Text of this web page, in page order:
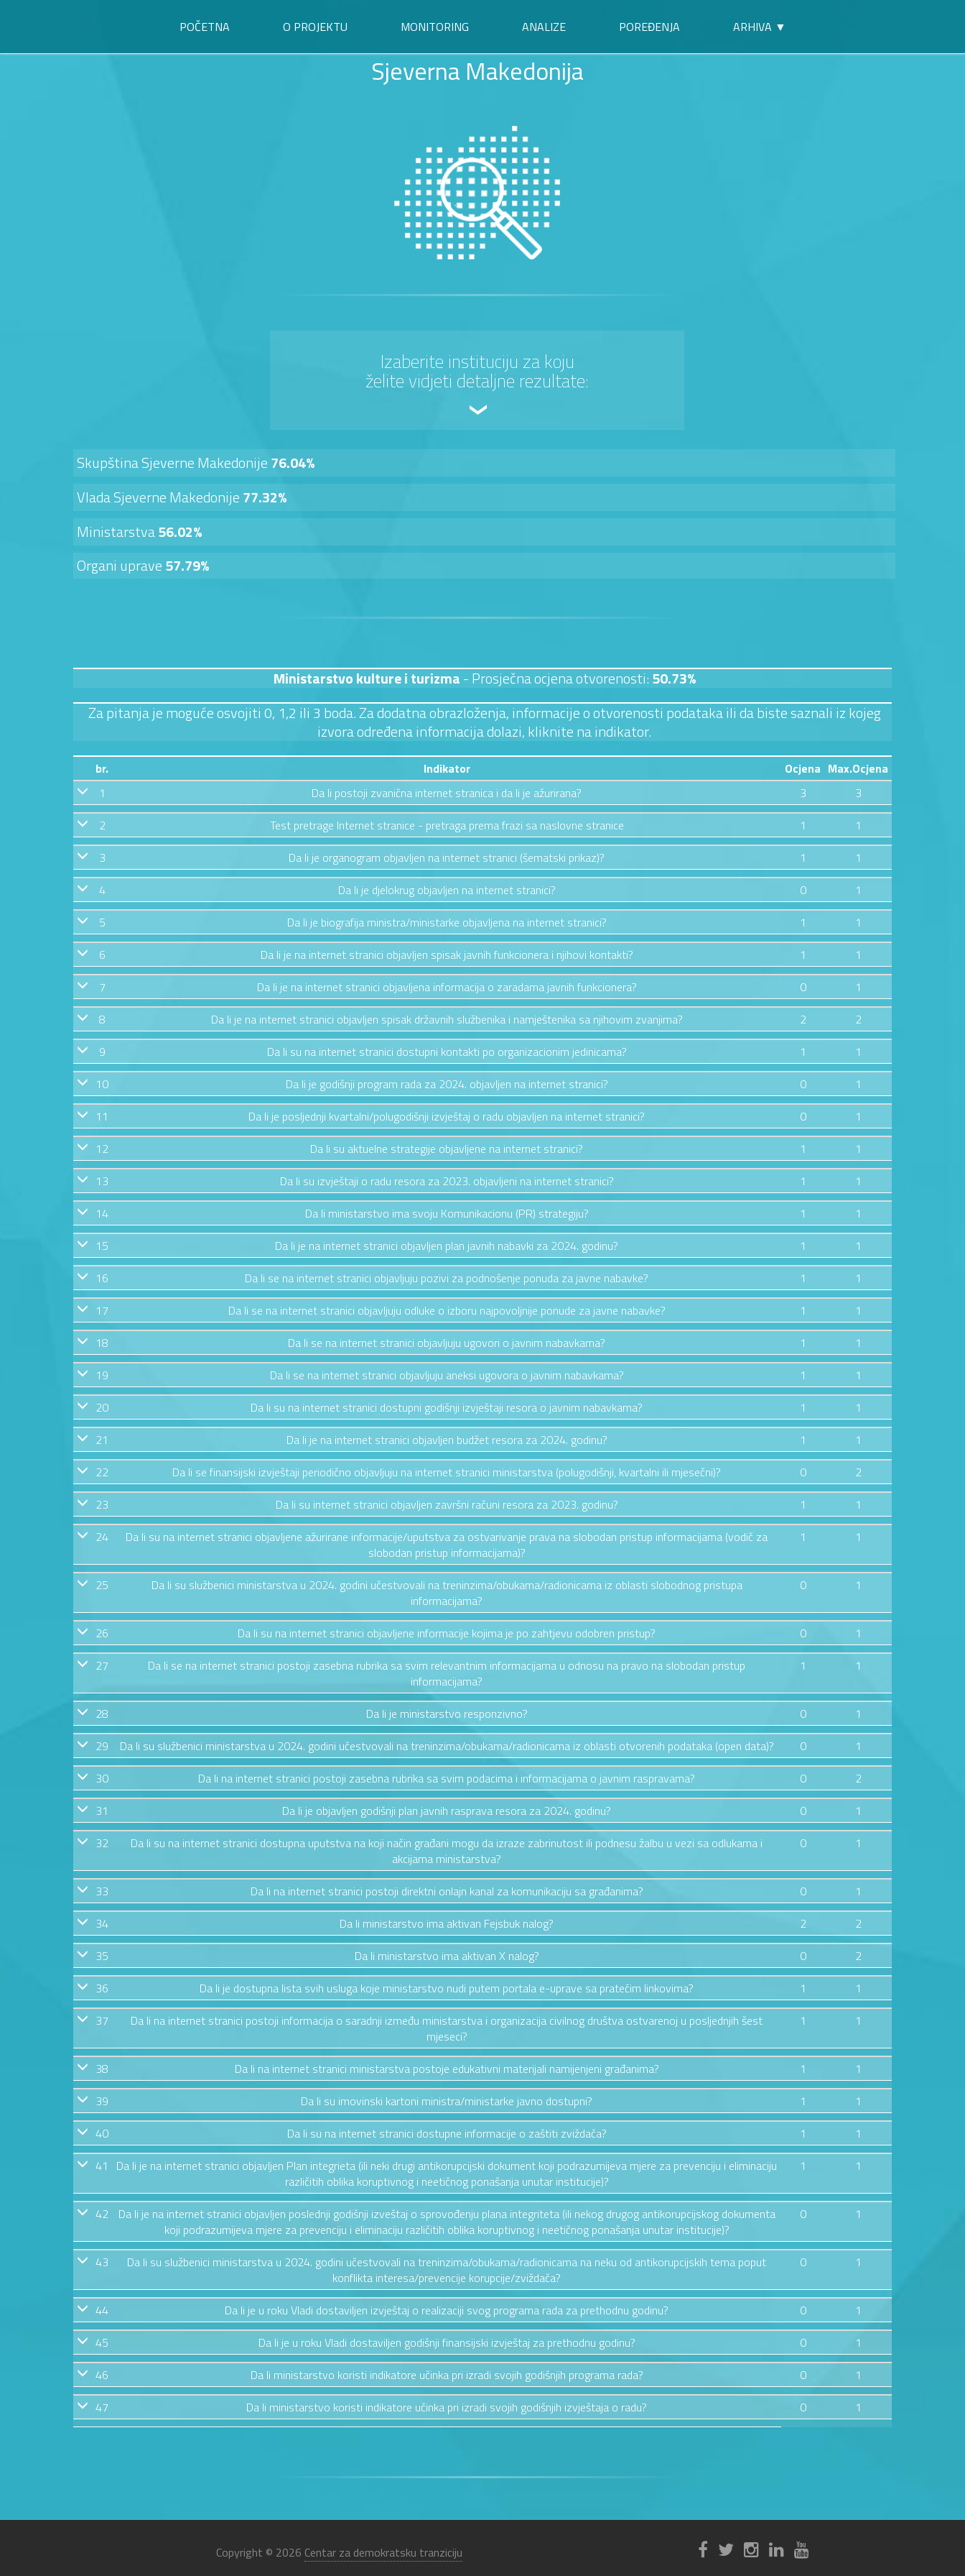
POČETNA O PROJEKTU MONITORING ANALIZE POREĐENJA ARHIVA ▼
Sjeverna Makedonija
Izaberite instituciju za koju
želite vidjeti detaljne rezultate:
Skupština Sjeverne Makedonije76.04%
Vlada Sjeverne Makedonije77.32%
Ministarstva56.02%
Organi uprave57.79%
Ministarstvo kulture i turizma- Prosječna ocjena otvorenosti:50.73%
Za pitanja je moguće osvojiti 0, 1,2 ili 3 boda. Za dodatna obrazloženja, informacije o otvorenosti podataka ili da biste saznali iz kojeg
izvora određena informacija dolazi, kliknite na indikator.
br. Indikator Ocjena Max.Ocjena
1
Da li postoji zvanična internet stranica i da li je ažurirana? 3
3
2
Test pretrage Internet stranice - pretraga prema frazi sa naslovne stranice 1
1
3
Da li je organogram objavljen na internet stranici (šematski prikaz)? 1
1
4
Da li je djelokrug objavljen na internet stranici? 0
1
5
Da li je biografija ministra/ministarke objavljena na internet stranici? 1
1
6
Da li je na internet stranici objavljen spisak javnih funkcionera i njihovi kontakti? 1
1
7
Da li je na internet stranici objavljena informacija o zaradama javnih funkcionera? 0
1
8
Da li je na internet stranici objavljen spisak državnih službenika i namještenika sa njihovim zvanjima? 2
2
9
Da li su na internet stranici dostupni kontakti po organizacionim jedinicama? 1
1
10
Da li je godišnji program rada za 2024. objavljen na internet stranici? 0
1
11
Da li je posljednji kvartalni/polugodišnji izvještaj o radu objavljen na internet stranici? 0
1
12
Da li su aktuelne strategije objavljene na internet stranici? 1
1
13
Da li su izvještaji o radu resora za 2023. objavljeni na internet stranici? 1
1
14
Da li ministarstvo ima svoju Komunikacionu (PR) strategiju? 1
1
15
Da li je na internet stranici objavljen plan javnih nabavki za 2024. godinu? 1
1
16
Da li se na internet stranici objavljuju pozivi za podnošenje ponuda za javne nabavke? 1
1
17
Da li se na internet stranici objavljuju odluke o izboru najpovoljnije ponude za javne nabavke? 1
1
18
Da li se na internet stranici objavljuju ugovori o javnim nabavkama? 1
1
19
Da li se na internet stranici objavljuju aneksi ugovora o javnim nabavkama? 1
1
20
Da li su na internet stranici dostupni godišnji izvještaji resora o javnim nabavkama? 1
1
21
Da li je na internet stranici objavljen budžet resora za 2024. godinu? 1
1
22
Da li se finansijski izvještaji periodično objavljuju na internet stranici ministarstva (polugodišnji, kvartalni ili mjesečni)? 0
2
23
Da li su internet stranici objavljen završni računi resora za 2023. godinu? 1
1
24
Da li su na internet stranici objavljene ažurirane informacije/uputstva za ostvarivanje prava na slobodan pristup informacijama (vodič za
slobodan pristup informacijama)?
1 1
25
Da li su službenici ministarstva u 2024. godini učestvovali na treninzima/obukama/radionicama iz oblasti slobodnog pristupa
informacijama?
0 1
26 Da li su na internet stranici objavljene informacije kojima je po zahtjevu odobren pristup? 0
1
27
Da li se na internet stranici postoji zasebna rubrika sa svim relevantnim informacijama u odnosu na pravo na slobodan pristup
informacijama?
1 1
28 Da li je ministarstvo responzivno? 0
1
29
Da li su službenici ministarstva u 2024. godini učestvovali na treninzima/obukama/radionicama iz oblasti otvorenih podataka (open data)? 0
1
30
Da li na internet stranici postoji zasebna rubrika sa svim podacima i informacijama o javnim raspravama? 0
2
31
Da li je objavljen godišnji plan javnih rasprava resora za 2024. godinu? 0
1
32
Da li su na internet stranici dostupna uputstva na koji način građani mogu da izraze zabrinutost ili podnesu žalbu u vezi sa odlukama i
akcijama ministarstva?
0 1
33 Da li na internet stranici postoji direktni onlajn kanal za komunikaciju sa građanima? 0
1
34
Da li ministarstvo ima aktivan Fejsbuk nalog? 2
2
35
Da li ministarstvo ima aktivan X nalog? 0
2
36
Da li je dostupna lista svih usluga koje ministarstvo nudi putem portala e-uprave sa pratećim linkovima? 1
1
37
Da li na internet stranici postoji informacija o saradnji između ministarstva i organizacija civilnog društva ostvarenoj u posljednjih šest
mjeseci?
1 1
38 Da li na internet stranici ministarstva postoje edukativni materijali namijenjeni građanima? 1
1
39
Da li su imovinski kartoni ministra/ministarke javno dostupni? 1
1
40
Da li su na internet stranici dostupne informacije o zaštiti zviždača? 1
1
41
Da li je na internet stranici objavljen Plan integrieta (ili neki drugi antikorupcijski dokument koji podrazumijeva mjere za prevenciju i eliminaciju
različitih oblika koruptivnog i neetičnog ponašanja unutar institucije)?
1 1
42
Da li je na internet stranici objavljen poslednji godišnji izveštaj o sprovođenju plana integriteta (ili nekog drugog antikorupcijskog dokumenta
koji podrazumijeva mjere za prevenciju i eliminaciju različitih oblika koruptivnog i neetičnog ponašanja unutar institucije)?
0 1
43
Da li su službenici ministarstva u 2024. godini učestvovali na treninzima/obukama/radionicama na neku od antikorupcijskih tema poput
konflikta interesa/prevencije korupcije/zviždača?
0 1
44 Da li je u roku Vladi dostaviljen izvještaj o realizaciji svog programa rada za prethodnu godinu? 0
1
45
Da li je u roku Vladi dostaviljen godišnji finansijski izvještaj za prethodnu godinu? 0
1
46
Da li ministarstvo koristi indikatore učinka pri izradi svojih godišnjih programa rada? 0
1
47
Da li ministarstvo koristi indikatore učinka pri izradi svojih godišnjih izvještaja o radu? 0 1
Copyright © 2026 Centar za demokratsku tranziciju